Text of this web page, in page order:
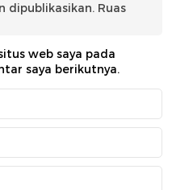
dipublikasikan. Ruas
web saya pada
saya berikutnya.